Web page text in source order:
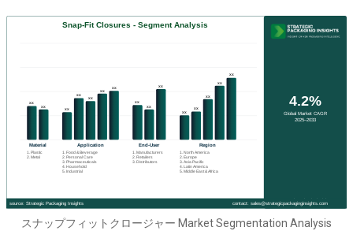
スナップフィットクロージャー Market Segmentation Analysis